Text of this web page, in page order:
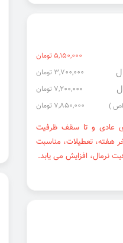
5,150,000 تومان
3,700,000 تومان
7,200,000 تومان
) 7,850,000 تومان
عادی و تا سقف ظرفیت
هفته، تعطیلات، مناسبت
نرمال، افزایش می یابد.